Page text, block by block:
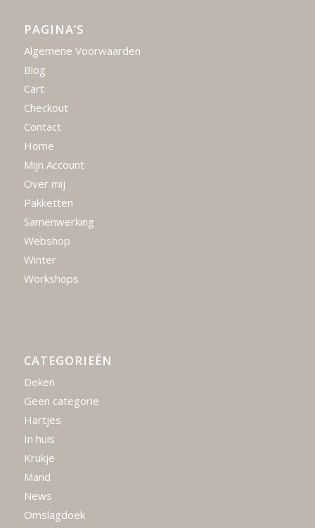
PAGINA’S
Algemene Voorwaarden
Blog
Cart
Checkout
Contact
Home
Mijn Account
Over mij
Pakketten
Samenwerking
Webshop
Winter
Workshops
CATEGORIEËN
Deken
Geen categorie
Hartjes
In huis
Krukje
Mand
News
Omslagdoek